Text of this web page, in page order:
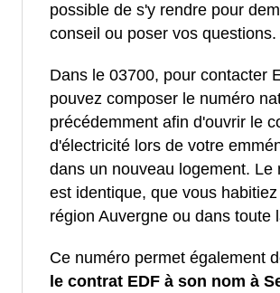
possible de s'y rendre pour
conseil ou poser vos questions.
Dans le 03700, pour contacter
pouvez composer le numéro
précédemment afin d'ouvrir le
d'électricité lors de votre
dans un nouveau logement. Le
est identique, que vous
région Auvergne ou dans toute
Ce numéro permet également
le contrat EDF à son nom à